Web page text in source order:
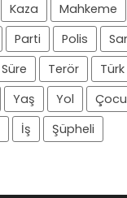
Kaza Mahkeme
Parti Polis
Süre Terör Türk
Yaş Yol
İş Şüpheli